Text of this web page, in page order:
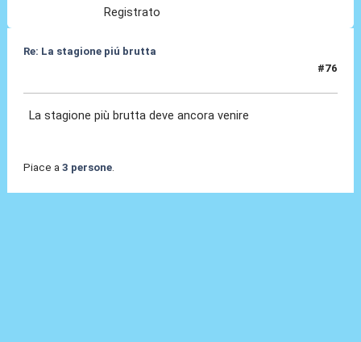
Registrato
Re: La stagione piú brutta
#76
La stagione più brutta deve ancora venire
Piace a 3 persone.